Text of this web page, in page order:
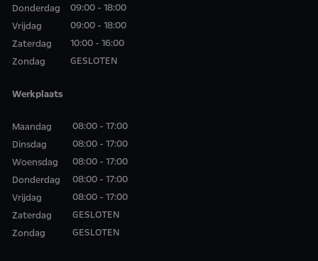
Donderdag
Vrijdag
Zaterdag
Zondag
09:00 - 18:00
09:00 - 18:00
10:00 - 16:00
GESLOTEN
Werkplaats
Maandag
Dinsdag
Woensdag
Donderdag
Vrijdag
Zaterdag
Zondag
08:00 - 17:00
08:00 - 17:00
08:00 - 17:00
08:00 - 17:00
08:00 - 17:00
GESLOTEN
GESLOTEN